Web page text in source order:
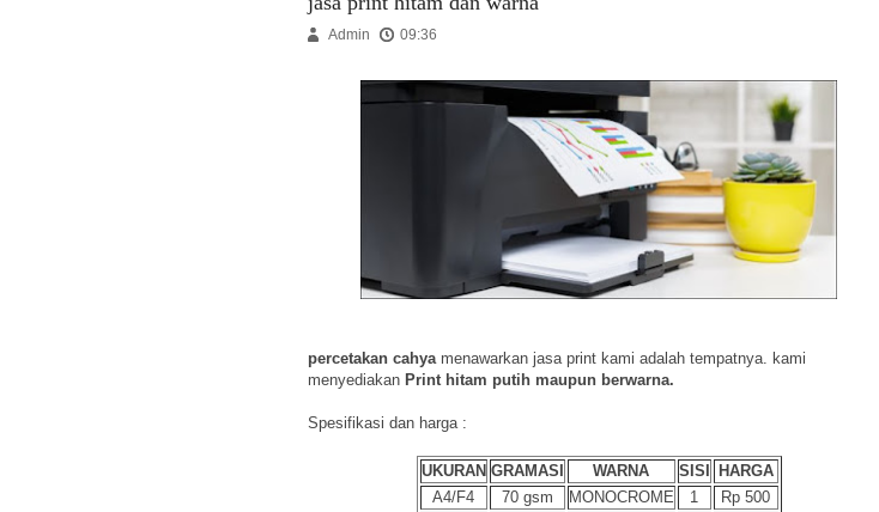
Admin 09:36
percetakan cahyamenawarkan jasa print kami adalah tempatnya. kami
menyediakan Print hitam putih maupun berwarna.
Spesifikasi dan harga :
UKURAN GRAMASI WARNA SISI
HARGA
A4/F4
70 gsm MONOCROME 1
Rp 500